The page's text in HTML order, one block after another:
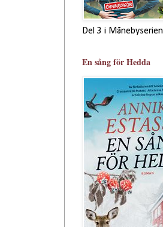
Del 3 i Månebyserien
En sång för Hedda